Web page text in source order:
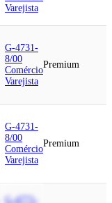
Varejista
G-4731-
8/00
Comércio
Varejista
Premium
G-4731-
8/00
Comércio
Varejista
Premium
G-4771-